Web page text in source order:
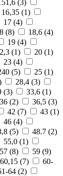
(3)
16,35 (1)
17 (4)
(8) 18,6 (4)
19 (4)
2,3 (1) 20 (1)
23 (4)
(5) 25 (1)
28,4 (3)
(3) 33,6 (1)
36 (2) 36,5 (3)
42 (7) 43 (1)
46 (4)
(5) 48.7 (2)
55,0 (1)
57 (8) 59 (9)
60,15 (7)
60-
64 (2)